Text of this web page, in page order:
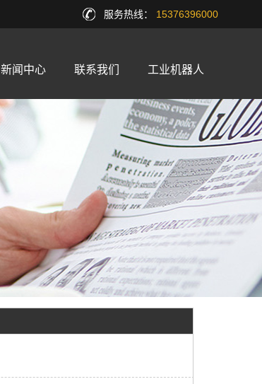
服务热线： 15376396000
新闻中心 联系我们 工业机器人